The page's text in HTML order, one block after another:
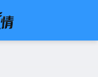
日本語